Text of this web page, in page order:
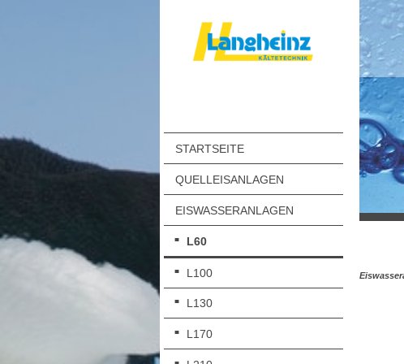
STARTSEITE
QUELLEISANLAGEN
EISWASSERANLAGEN
L60
L100
L130
L170